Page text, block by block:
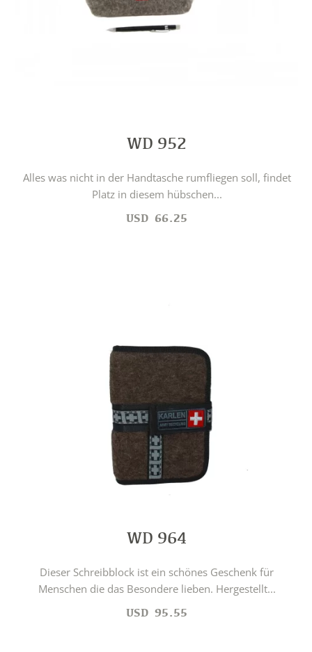
WD 952
Alles was nicht in der Handtasche rumfliegen soll, findet
Platz in diesem hübschen...
USD 66.25
WD 964
Dieser Schreibblock ist ein schönes Geschenk für
Menschen die das Besondere lieben. Hergestellt...
USD 95.55